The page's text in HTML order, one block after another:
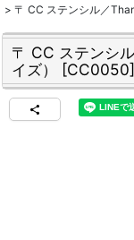
> 〒 CC ステンシル／
〒 CC ステンシ
イズ）
[CC0050]